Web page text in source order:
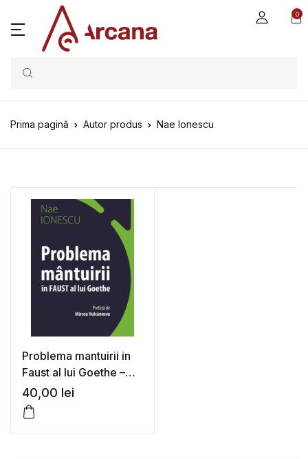
0
Search
Prima pagină Autor produs Nae Ionescu
Problema mantuirii in
Faust al lui Goethe –
Nae Ionescu
40,00 lei